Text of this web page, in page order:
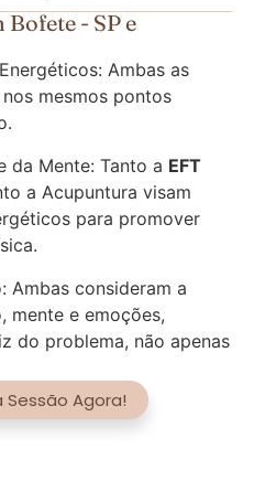
Bofete - SP e
Ambas as
mesmos pontos
da Mente: Tanto a EFT
a Acupuntura visam
para promover
Ambas consideram a
mente e emoções,
do problema, não apenas
Sessão Agora!